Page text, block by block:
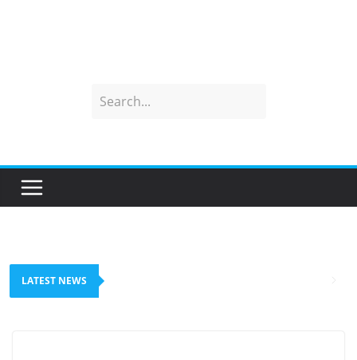
LATEST NEWS